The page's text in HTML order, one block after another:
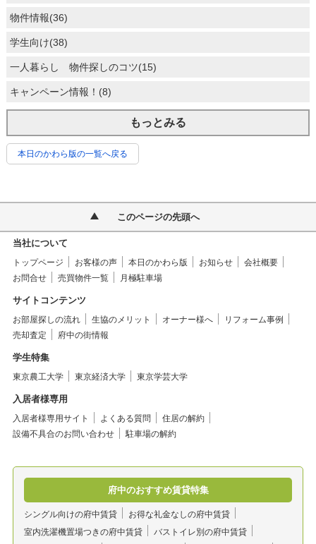
物件情報(36)
学生向け(38)
一人暮らし 物件探しのコツ(15)
キャンペーン情報！(8)
もっとみる
本日のかわら版の一覧へ戻る
このページの先頭へ
当社について
トップページ お客様の声 本日のかわら版 お知らせ
会社概要
お問合せ
売買物件一覧 月極駐車場
サイトコンテンツ
お部屋探しの流れ 生協のメリット オーナー様へ
リフォーム事例
売却査定
府中の街情報
学生特集
東京農工大学 東京経済大学 東京学芸大学
入居者様専用
入居者様専用サイト よくある質問
住居の解約
設備不具合のお問い合わせ
駐車場の解約
府中のおすすめ賃貸特集
シングル向けの府中賃貸
お得な礼金なしの府中賃貸
室内洗濯機置場つきの府中賃貸
バストイレ別の府中賃貸